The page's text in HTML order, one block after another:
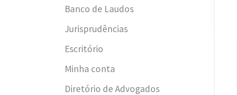
Banco de Laudos
Jurisprudências
Escritório
Minha conta
Diretório de Advogados